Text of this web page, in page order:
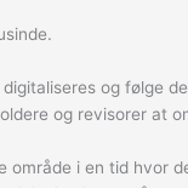
og følge
og revisorer at
i en tid hvor